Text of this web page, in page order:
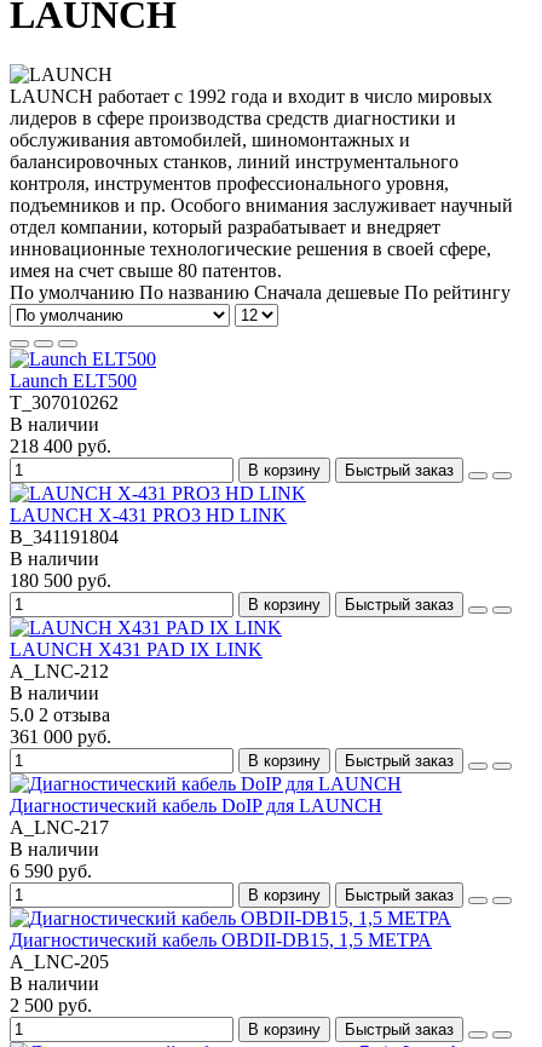
LAUNCH
LAUNCH работает с 1992 года и входит в число мировых
лидеров в сфере производства средств диагностики и
обслуживания автомобилей, шиномонтажных и
балансировочных станков, линий инструментального
контроля, инструментов профессионального уровня,
подъемников и пр. Особого внимания заслуживает научный
отдел компании, который разрабатывает и внедряет
инновационные технологические решения в своей сфере,
имея на счет свыше 80 патентов.
По умолчанию По названию Сначала дешевые По рейтингу
Launch ELT500
T_307010262
В наличии
218 400 руб.
В корзину Быстрый заказ
LAUNCH X-431 PRO3 HD LINK
B_341191804
В наличии
180 500 руб.
В корзину Быстрый заказ
LAUNCH X431 PAD IX LINK
A_LNC-212
В наличии
5.0 2 отзыва
361 000 руб.
В корзину Быстрый заказ
Диагностический кабель DoIP для LAUNCH
A_LNC-217
В наличии
6 590 руб.
В корзину Быстрый заказ
Диагностический кабель OBDII-DB15, 1,5 МЕТРА
A_LNC-205
В наличии
2 500 руб.
В корзину Быстрый заказ